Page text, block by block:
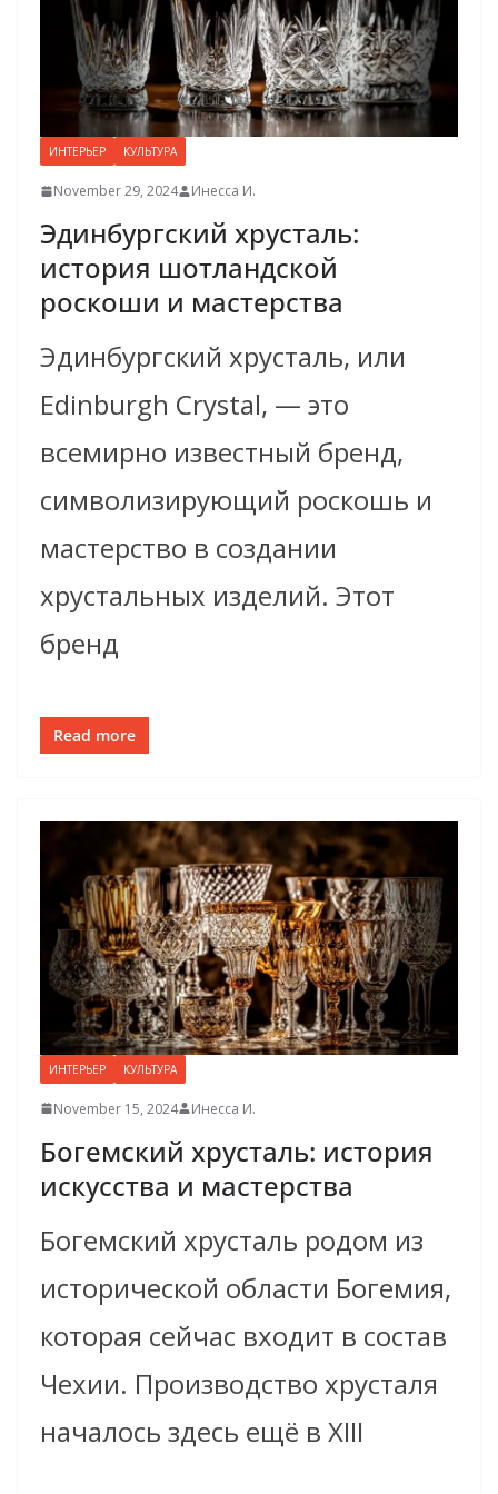
ИНТЕРЬЕР КУЛЬТУРА
November 29, 2024 Инесса И.
Эдинбургский хрусталь:
история шотландской
роскоши и мастерства
Эдинбургский хрусталь, или
Edinburgh Crystal, — это
всемирно известный бренд,
символизирующий роскошь и
мастерство в создании
хрустальных изделий. Этот
бренд
Read more
ИНТЕРЬЕР КУЛЬТУРА
November 15, 2024 Инесса И.
Богемский хрусталь: история
искусства и мастерства
Богемский хрусталь родом из
исторической области Богемия,
которая сейчас входит в состав
Чехии. Производство хрусталя
началось здесь ещё в XIII